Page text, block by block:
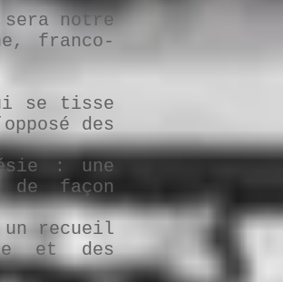
notre
franco-
se tisse
des
: une
façon
un recueil
et des